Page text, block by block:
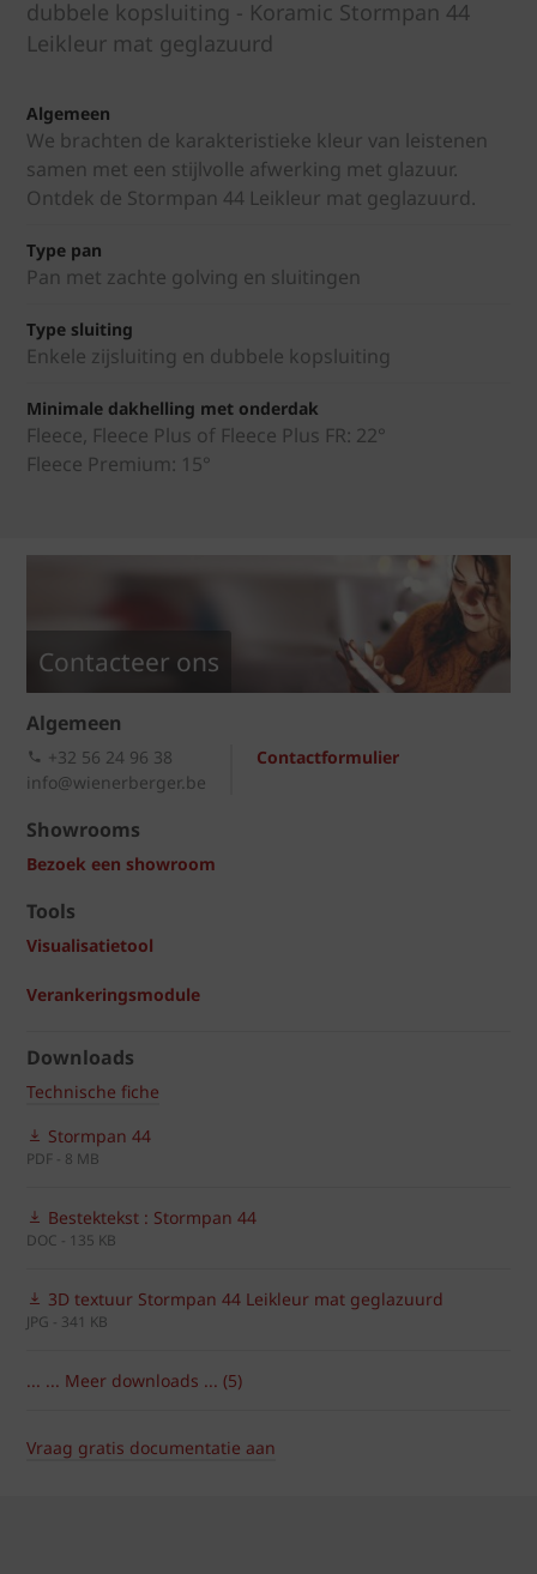
dubbele kopsluiting - Koramic Stormpan 44
Leikleur mat geglazuurd
Algemeen
We brachten de karakteristieke kleur van leistenen
samen met een stijlvolle afwerking met glazuur.
Ontdek de Stormpan 44 Leikleur mat geglazuurd.
Type pan
Pan met zachte golving en sluitingen
Type sluiting
Enkele zijsluiting en dubbele kopsluiting
Minimale dakhelling met onderdak
Fleece, Fleece Plus of Fleece Plus FR: 22°
Fleece Premium: 15°
Contacteer ons
Algemeen
Contactformulier
+32 56 24 96 38
info@wienerberger.be
Showrooms
Bezoek een showroom
Tools
Visualisatietool
Verankeringsmodule
Downloads
Technische fiche
Stormpan 44
PDF - 8 MB
Bestektekst : Stormpan 44
DOC - 135 KB
3D textuur Stormpan 44 Leikleur mat geglazuurd
JPG - 341 KB
... ... Meer downloads ... (5)
Vraag gratis documentatie aan